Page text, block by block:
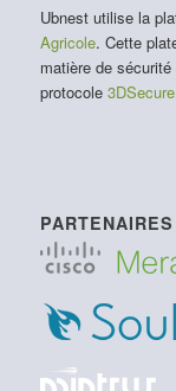
Ubnest utilise la
Agricole. Cette
matière de
protocole 3DSecure
PARTENAIRES